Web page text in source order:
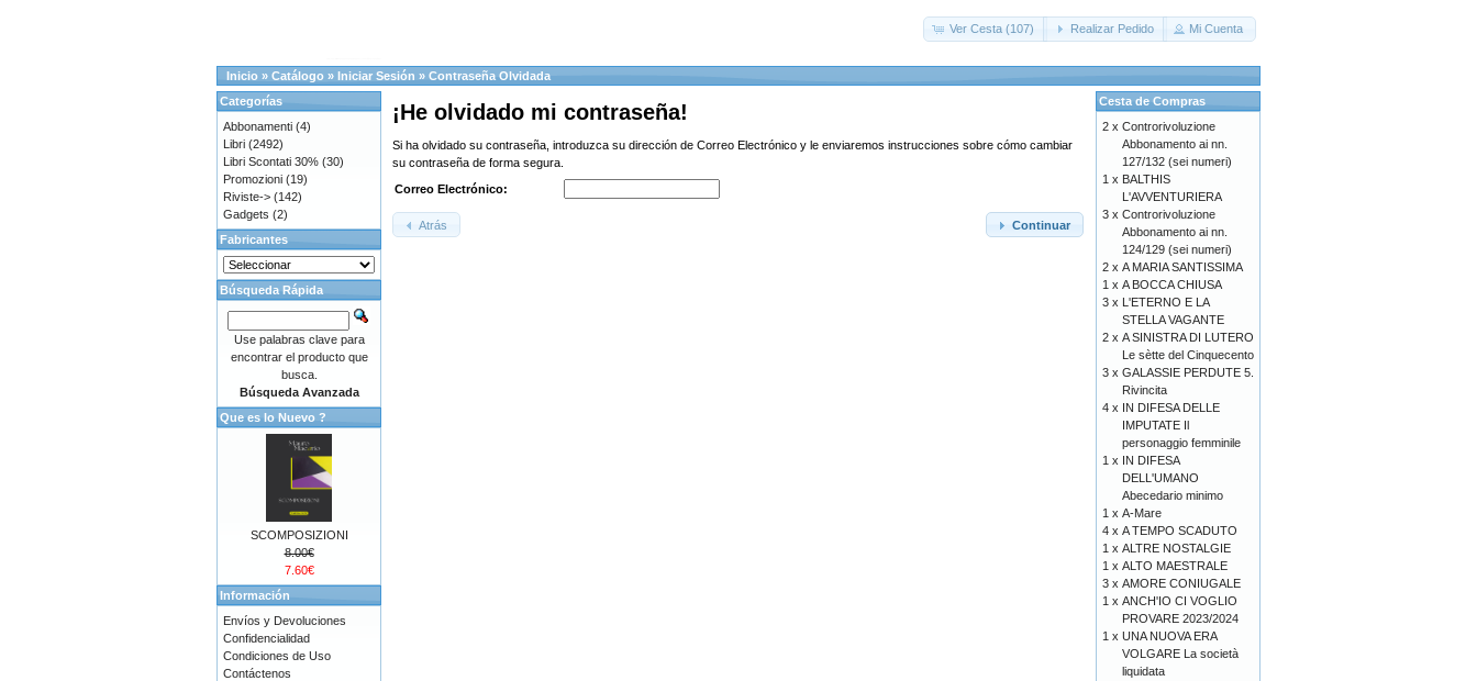
Ver Cesta (107) Realizar Pedido Mi Cuenta
Inicio » Catálogo » Iniciar Sesión » Contraseña Olvidada
¡He olvidado mi contraseña!
Si ha olvidado su contraseña, introduzca su dirección de Correo Electrónico y le enviaremos instrucciones sobre cómo cambiar
su contraseña de forma segura.
Correo Electrónico:
Continuar
Atrás
Categorías
Abbonamenti (4)
Libri (2492)
Libri Scontati 30% (30)
Promozioni (19)
Riviste-> (142)
Gadgets (2)
Fabricantes
Búsqueda Rápida
Use palabras clave para
encontrar el producto que
busca.
Búsqueda Avanzada
Que es lo Nuevo ?
SCOMPOSIZIONI
8.00€
7.60€
Información
Envíos y Devoluciones
Confidencialidad
Condiciones de Uso
Contáctenos
Cesta de Compras
2 x Controrivoluzione
Abbonamento ai nn.
127/132 (sei numeri)
1 x BALTHIS
L'AVVENTURIERA
3 x Controrivoluzione
Abbonamento ai nn.
124/129 (sei numeri)
2 x A MARIA SANTISSIMA
1 x A BOCCA CHIUSA
3 x L'ETERNO E LA
STELLA VAGANTE
2 x A SINISTRA DI LUTERO
Le sètte del Cinquecento
3 x GALASSIE PERDUTE 5.
Rivincita
4 x IN DIFESA DELLE
IMPUTATE Il
personaggio femminile
1 x IN DIFESA
DELL'UMANO
Abecedario minimo
1 x A-Mare
4 x A TEMPO SCADUTO
1 x ALTRE NOSTALGIE
1 x ALTO MAESTRALE
3 x AMORE CONIUGALE
1 x ANCH'IO CI VOGLIO
PROVARE 2023/2024
1 x UNA NUOVA ERA
VOLGARE La società
liquidata